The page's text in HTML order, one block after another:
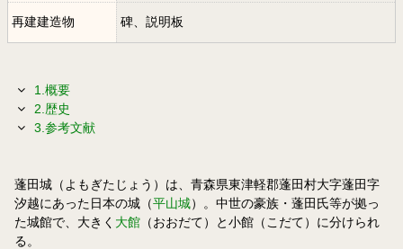
再建建造物 碑、説明板
1.概要
2.歴史
3.参考文献
蓬田城（よもぎたじょう）は、青森県東津軽郡蓬田村大字蓬田字
汐越にあった日本の城（平山城）。中世の豪族・蓬田氏等が拠っ
た城館で、大きく 大館 （おおだて）と小館（こだて）に分けられ
る。